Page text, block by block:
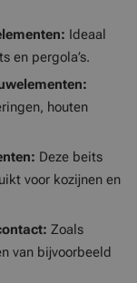
Ideaal
en pergola’s.
houten
Deze beits
voor kozijnen en
Zoals
van bijvoorbeeld